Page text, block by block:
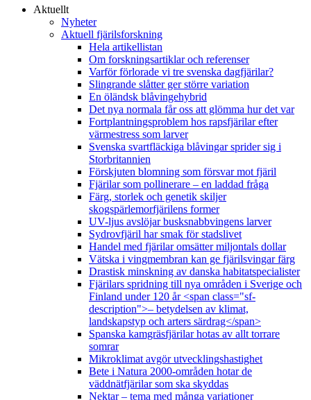
Aktuellt
Nyheter
Aktuell fjärilsforskning
Hela artikellistan
Om forskningsartiklar och referenser
Varför förlorade vi tre svenska dagfjärilar?
Slingrande slåtter ger större variation
En öländsk blåvingehybrid
Det nya normala får oss att glömma hur det var
Fortplantningsproblem hos rapsfjärilar efter
värmestress som larver
Svenska svartfläckiga blåvingar sprider sig i
Storbritannien
Förskjuten blomning som försvar mot fjäril
Fjärilar som pollinerare – en laddad fråga
Färg, storlek och genetik skiljer
skogspärlemorfjärilens former
UV-ljus avslöjar busksnabbvingens larver
Sydrovfjäril har smak för stadslivet
Handel med fjärilar omsätter miljontals dollar
Vätska i vingmembran kan ge fjärilsvingar färg
Drastisk minskning av danska habitatspecialister
Fjärilars spridning till nya områden i Sverige och
Finland under 120 år <span class="sf-
description">– betydelsen av klimat,
landskapstyp och arters särdrag</span>
Spanska kamgräsfjärilar hotas av allt torrare
somrar
Mikroklimat avgör utvecklingshastighet
Bete i Natura 2000-områden hotar de
väddnätfjärilar som ska skyddas
Nektar – tema med många variationer